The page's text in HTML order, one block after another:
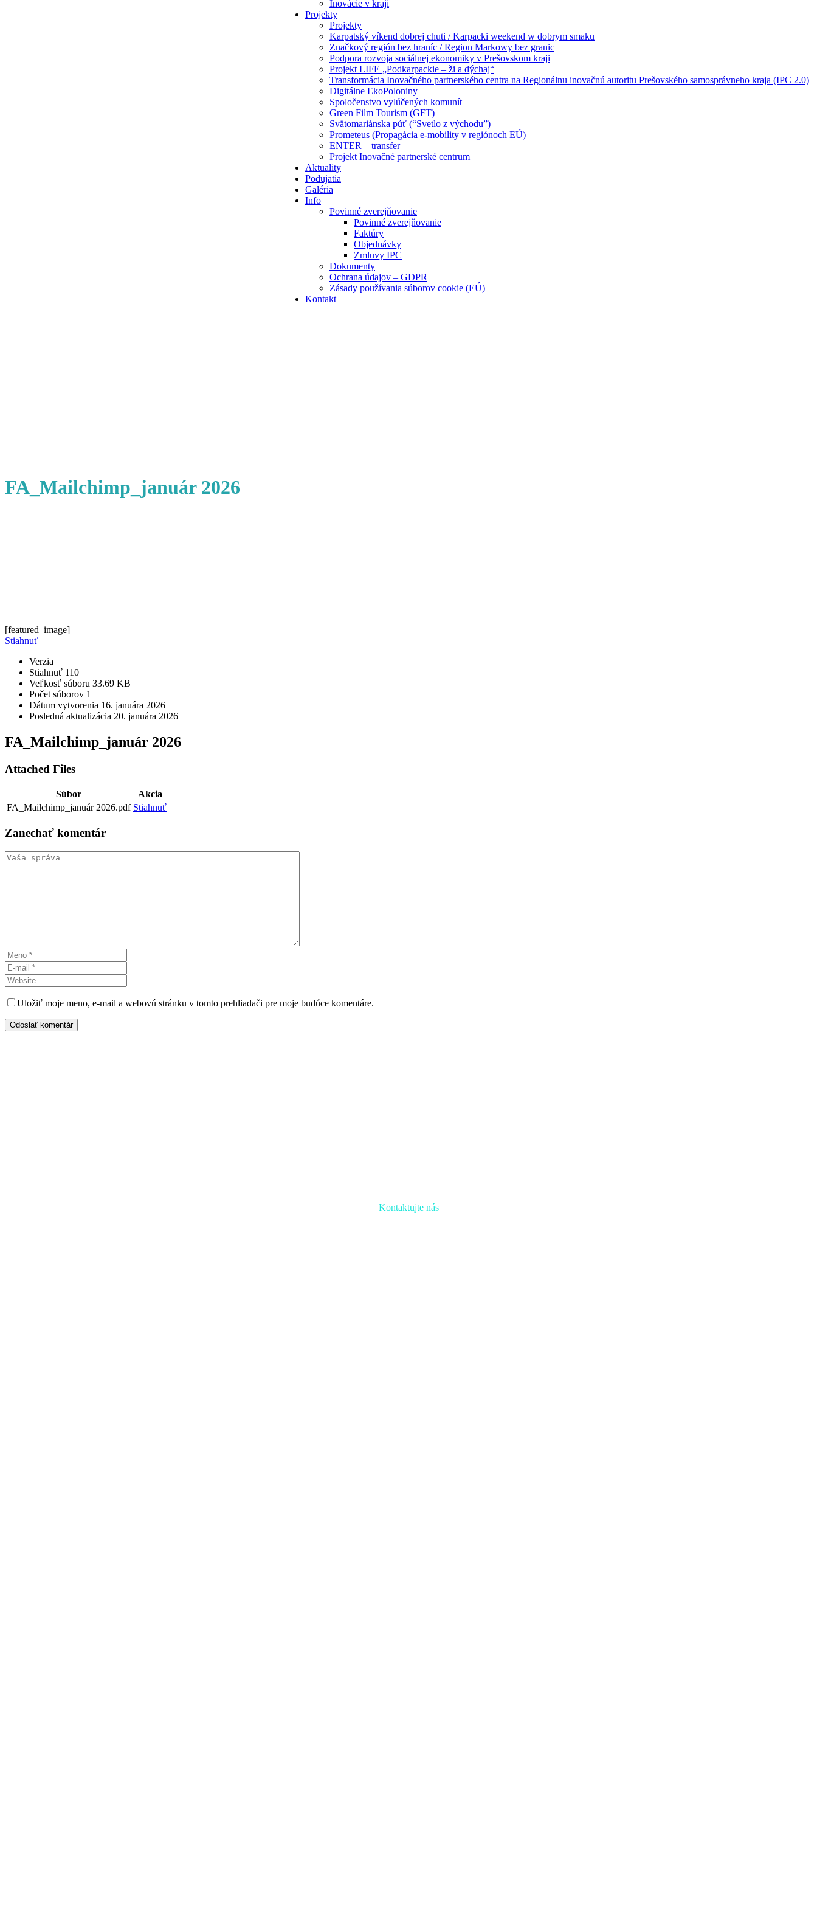
Inovácie v kraji
Projekty
Projekty
Karpatský víkend dobrej chuti / Karpacki weekend w dobrym smaku
Značkový región bez hraníc / Region Markowy bez granic
Podpora rozvoja sociálnej ekonomiky v Prešovskom kraji
Projekt LIFE „Podkarpackie – ži a dýchaj“
Transformácia Inovačného partnerského centra na Regionálnu inovačnú autoritu Prešovského samosprávneho kraja (IPC 2.0)
Digitálne EkoPoloniny
Spoločenstvo vylúčených komunít
Green Film Tourism (GFT)
Svätomariánska púť (“Svetlo z východu”)
Prometeus (Propagácia e-mobility v regiónoch EÚ)
ENTER – transfer
Projekt Inovačné partnerské centrum
Aktuality
Podujatia
Galéria
Info
Povinné zverejňovanie
Povinné zverejňovanie
Faktúry
Objednávky
Zmluvy IPC
Dokumenty
Ochrana údajov – GDPR
Zásady používania súborov cookie (EÚ)
Kontakt
FA_Mailchimp_január 2026
[featured_image]
Stiahnuť
Verzia
Stiahnuť 110
Veľkosť súboru 33.69 KB
Počet súborov 1
Dátum vytvorenia 16. januára 2026
Posledná aktualizácia 20. januára 2026
FA_Mailchimp_január 2026
Attached Files
Súbor
Akcia
FA_Mailchimp_január 2026.pdf Stiahnuť
Zanechať komentár
Uložiť moje meno, e-mail a webovú stránku v tomto prehliadači pre moje budúce komentáre.
Odoslať komentár
Kontaktujte nás